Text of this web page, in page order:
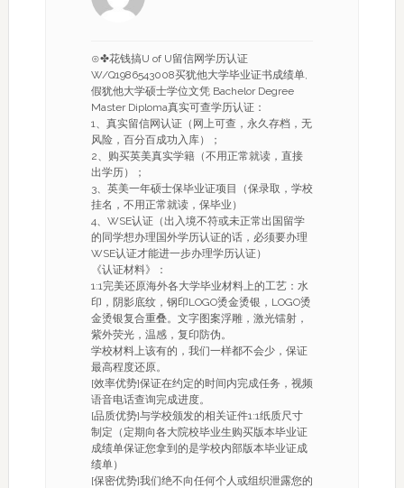
⊙✤花钱搞U of U留信网学历认证
W/Q1986543008买犹他大学毕业证书成绩单,
假犹他大学硕士学位文凭 Bachelor Degree
Master Diploma真实可查学历认证：
1、真实留信网认证（网上可查，永久存档，无
风险，百分百成功入库）；
2、购买英美真实学籍（不用正常就读，直接
出学历）；
3、英美一年硕士保毕业证项目（保录取，学校
挂名，不用正常就读，保毕业）
4、WSE认证（出入境不符或未正常出国留学
的同学想办理国外学历认证的话，必须要办理
WSE认证才能进一步办理学历认证）
《认证材料》：
1:1完美还原海外各大学毕业材料上的工艺：水
印，阴影底纹，钢印LOGO烫金烫银，LOGO烫
金烫银复合重叠。文字图案浮雕，激光镭射，
紫外荧光，温感，复印防伪。
学校材料上该有的，我们一样都不会少，保证
最高程度还原。
[效率优势]保证在约定的时间内完成任务，视频
语音电话查询完成进度。
[品质优势]与学校颁发的相关证件1:1纸质尺寸
制定（定期向各大院校毕业生购买版本毕业证
成绩单保证您拿到的是学校内部版本毕业证成
绩单）
[保密优势]我们绝不向任何个人或组织泄露您的